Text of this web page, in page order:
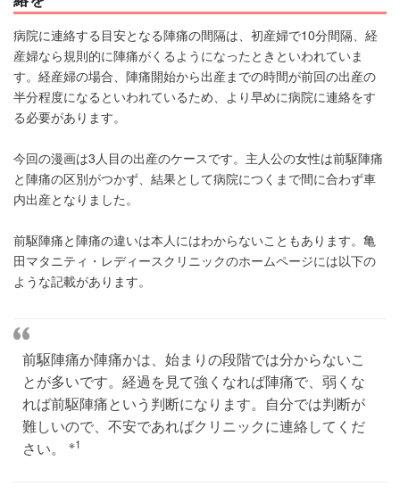
病院に連絡する目安となる陣痛の間隔は、初産婦で10分間隔、経
産婦なら規則的に陣痛がくるようになったときといわれていま
す。経産婦の場合、陣痛開始から出産までの時間が前回の出産の
半分程度になるといわれているため、より早めに病院に連絡をす
る必要があります。
今回の漫画は3人目の出産のケースです。主人公の女性は前駆陣痛
と陣痛の区別がつかず、結果として病院につくまで間に合わず車
内出産となりました。
前駆陣痛と陣痛の違いは本人にはわからないこともあります。亀
田マタニティ・レディースクリニックのホームページには以下の
ような記載があります。
前駆陣痛か陣痛かは、始まりの段階では分からないこ
とが多いです。経過を見て強くなれば陣痛で、弱くな
れば前駆陣痛という判断になります。自分では判断が
難しいので、不安であればクリニックに連絡してくだ
さい。
※1